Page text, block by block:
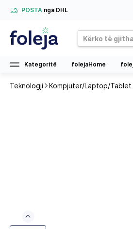
POSTA nga DHL
Kategoritë folejaHome
Teknologji Kompjuter/Laptop/Tablet